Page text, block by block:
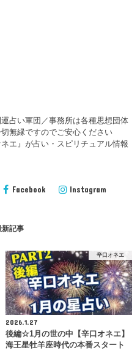
占い軍団／事務所は各種思想団体
無縁ですのでご安心ください
』が占い・スピリチュアル情報
Facebook Instagram
新記事
辛口オネエ
2026.1.27
後編☆1月の世の中【辛口オネエ】
海王星牡羊座時代の本番スタート